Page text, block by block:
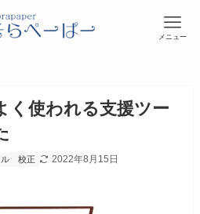
メニュー
く使われる支援ツー
校正 2022年8月15日